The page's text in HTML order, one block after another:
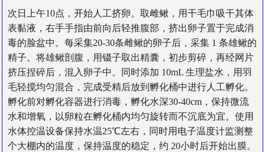
次日上午10点，开始人工挤卵。取雌鳅，用干毛巾吸干其体
表黏液，右手手指由前向后轻推腹部，挤出卵子置于完成消
毒的脸盆中。每采集20-30条雌鳅的卵子后，采集 1 条雄鳅的
精子。将雄鳅剖腹，用镊子取出精囊，初步剪碎，再经网片
挤压捏碎后，混入卵子中。同时添加 10mL 生理盐水，用羽
毛轻搅均匀混合，完成受精后放到孵化桶中进行人工孵化。
孵化前对孵化容器进行消毒，孵化水深30-40cm，保持微流
水和增氧，以卵粒在孵化桶内均匀旋转而不沉底为宜。使用
水体控温设备保持水温25℃左右，同时用电子温度计监测整
个大棚内的温度，保持温度的稳定，约 20小时后开始出膜。